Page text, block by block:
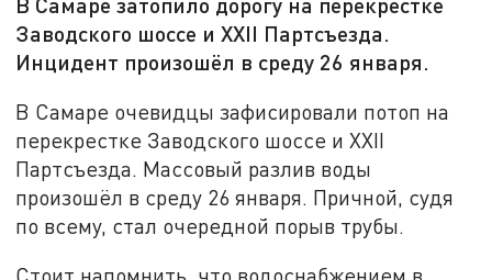
Заводского шоссе и XXII Партсъезда.
Инцидент произошёл в среду 26 января.
В Самаре очевидцы зафисировали потоп на
перекрестке Заводского шоссе и XXII
Партсъезда. Массовый разлив воды
произошёл в среду 26 января. Причной, судя
по всему, стал очередной порыв трубы.